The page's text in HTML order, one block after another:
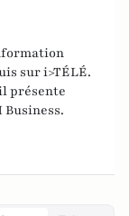
sur i>TÉLÉ.
présente
Business.